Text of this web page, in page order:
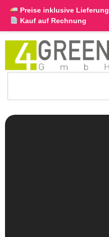
Preise inklusive Lieferung
Kauf auf Rechnung